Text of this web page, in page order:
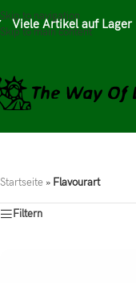
Skip to navigation
Skip to main content
Viele Artikel auf Lager
Startseite » Flavourart
Filtern